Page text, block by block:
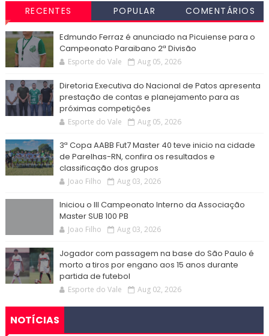
RECENTES POPULAR COMENTÁRIOS
Edmundo Ferraz é anunciado na Picuiense para o
Campeonato Paraibano 2ª Divisão
Esporte do Vale Aug 05, 2026
Diretoria Executiva do Nacional de Patos apresenta
prestação de contas e planejamento para as
próximas competições
Esporte do Vale Aug 05, 2026
3ª Copa AABB Fut7 Master 40 teve inicio na cidade
de Parelhas-RN, confira os resultados e
classificação dos grupos
Joao Filho Aug 03, 2026
Iniciou o III Campeonato Interno da Associação
Master SUB 100 PB
Joao Filho Aug 03, 2026
Jogador com passagem na base do São Paulo é
morto a tiros por engano aos 15 anos durante
partida de futebol
Esporte do Vale Aug 02, 2026
NOTÍCIAS